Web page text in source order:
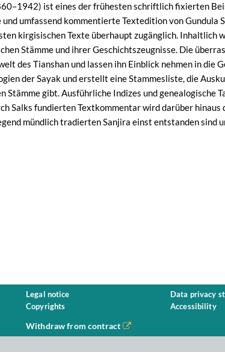
ist eines der frühesten schriftlich fixierten
umfassend kommentierte Textedition von Gundula
kirgisischen Texte überhaupt zugänglich. Inhaltlich
Stämme und ihrer Geschichtszeugnisse. Die
des Tianshan und lassen ihn Einblick nehmen in die
der Sayak und erstellt eine Stammesliste, die
gibt. Ausführliche Indizes und genealogische
Salks fundierten Textkommentar wird darüber
mündlich tradierten Sanjira einst entstanden sind
Legal notice
Copyrights
Data privacy
Accessibility
Withdraw from contract